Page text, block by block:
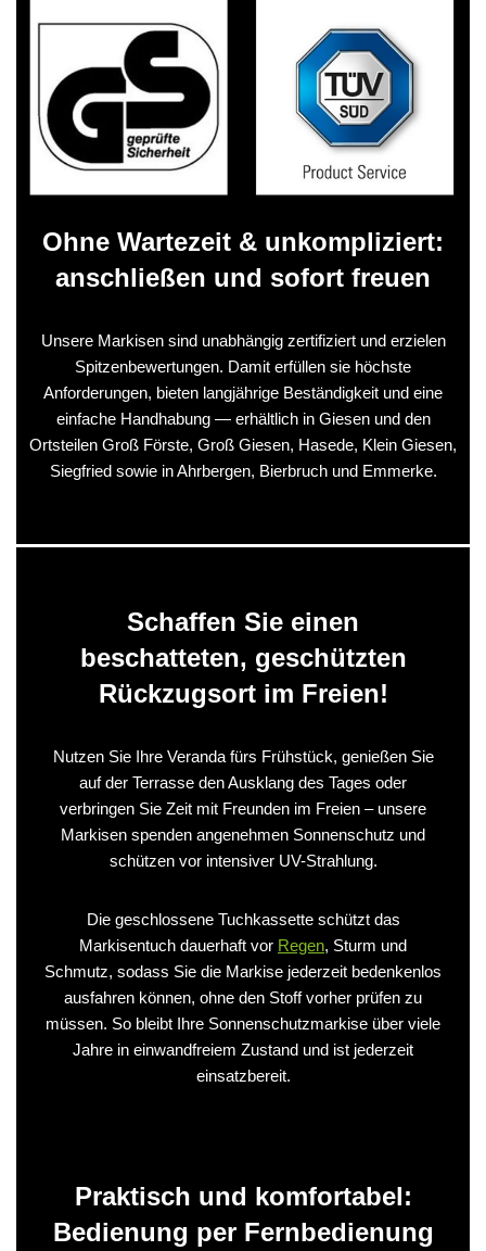
Ohne Wartezeit & unkompliziert:
anschließen und sofort freuen
Unsere Markisen sind unabhängig zertifiziert und erzielen
Spitzenbewertungen. Damit erfüllen sie höchste
Anforderungen, bieten langjährige Beständigkeit und eine
einfache Handhabung — erhältlich in Giesen und den
Ortsteilen Groß Förste, Groß Giesen, Hasede, Klein Giesen,
Siegfried sowie in Ahrbergen, Bierbruch und Emmerke.
Schaffen Sie einen
beschatteten, geschützten
Rückzugsort im Freien!
Nutzen Sie Ihre Veranda fürs Frühstück, genießen Sie
auf der Terrasse den Ausklang des Tages oder
verbringen Sie Zeit mit Freunden im Freien – unsere
Markisen spenden angenehmen Sonnenschutz und
schützen vor intensiver UV-Strahlung.
Die geschlossene Tuchkassette schützt das
Markisentuch dauerhaft vor Regen, Sturm und
Schmutz, sodass Sie die Markise jederzeit bedenkenlos
ausfahren können, ohne den Stoff vorher prüfen zu
müssen. So bleibt Ihre Sonnenschutzmarkise über viele
Jahre in einwandfreiem Zustand und ist jederzeit
einsatzbereit.
Praktisch und komfortabel:
Bedienung per Fernbedienung